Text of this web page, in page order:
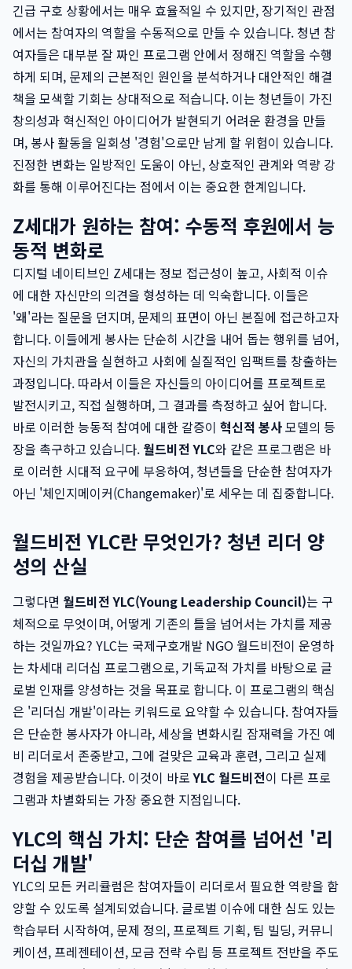
긴급 구호 상황에서는 매우 효율적일 수 있지만, 장기적인 관점
에서는 참여자의 역할을 수동적으로 만들 수 있습니다. 청년 참
여자들은 대부분 잘 짜인 프로그램 안에서 정해진 역할을 수행
하게 되며, 문제의 근본적인 원인을 분석하거나 대안적인 해결
책을 모색할 기회는 상대적으로 적습니다. 이는 청년들이 가진
창의성과 혁신적인 아이디어가 발현되기 어려운 환경을 만들
며, 봉사 활동을 일회성 '경험'으로만 남게 할 위험이 있습니다.
진정한 변화는 일방적인 도움이 아닌, 상호적인 관계와 역량 강
화를 통해 이루어진다는 점에서 이는 중요한 한계입니다.
Z세대가 원하는 참여: 수동적 후원에서 능
동적 변화로
디지털 네이티브인 Z세대는 정보 접근성이 높고, 사회적 이슈
에 대한 자신만의 의견을 형성하는 데 익숙합니다. 이들은
'왜'라는 질문을 던지며, 문제의 표면이 아닌 본질에 접근하고자
합니다. 이들에게 봉사는 단순히 시간을 내어 돕는 행위를 넘어,
자신의 가치관을 실현하고 사회에 실질적인 임팩트를 창출하는
과정입니다. 따라서 이들은 자신들의 아이디어를 프로젝트로
발전시키고, 직접 실행하며, 그 결과를 측정하고 싶어 합니다.
바로 이러한 능동적 참여에 대한 갈증이 혁신적 봉사모델의 등
장을 촉구하고 있습니다. 월드비전 YLC와 같은 프로그램은 바
로 이러한 시대적 요구에 부응하여, 청년들을 단순한 참여자가
아닌 '체인지메이커(Changemaker)'로 세우는 데 집중합니다.
월드비전 YLC란 무엇인가? 청년 리더 양
성의 산실
그렇다면 월드비전 YLC(Young Leadership Council)는 구
체적으로 무엇이며, 어떻게 기존의 틀을 넘어서는 가치를 제공
하는 것일까요? YLC는 국제구호개발 NGO 월드비전이 운영하
는 차세대 리더십 프로그램으로, 기독교적 가치를 바탕으로 글
로벌 인재를 양성하는 것을 목표로 합니다. 이 프로그램의 핵심
은 '리더십 개발'이라는 키워드로 요약할 수 있습니다. 참여자들
은 단순한 봉사자가 아니라, 세상을 변화시킬 잠재력을 가진 예
비 리더로서 존중받고, 그에 걸맞은 교육과 훈련, 그리고 실제
경험을 제공받습니다. 이것이 바로YLC 월드비전이 다른 프로
그램과 차별화되는 가장 중요한 지점입니다.
YLC의 핵심 가치: 단순 참여를 넘어선 '리
더십 개발'
YLC의 모든 커리큘럼은 참여자들이 리더로서 필요한 역량을 함
양할 수 있도록 설계되었습니다. 글로벌 이슈에 대한 심도 있는
학습부터 시작하여, 문제 정의, 프로젝트 기획, 팀 빌딩, 커뮤니
케이션, 프레젠테이션, 모금 전략 수립 등 프로젝트 전반을 주도